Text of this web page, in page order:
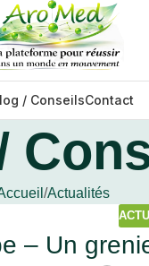
/ ConseilsContact
Actualités
– Un